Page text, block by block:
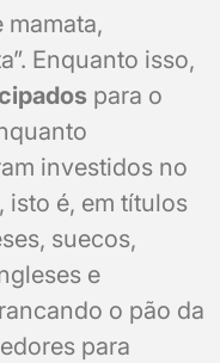
mamata,
Enquanto isso,
para o
investidos no
, isto é, em títulos
suecos,
e
o pão da
para